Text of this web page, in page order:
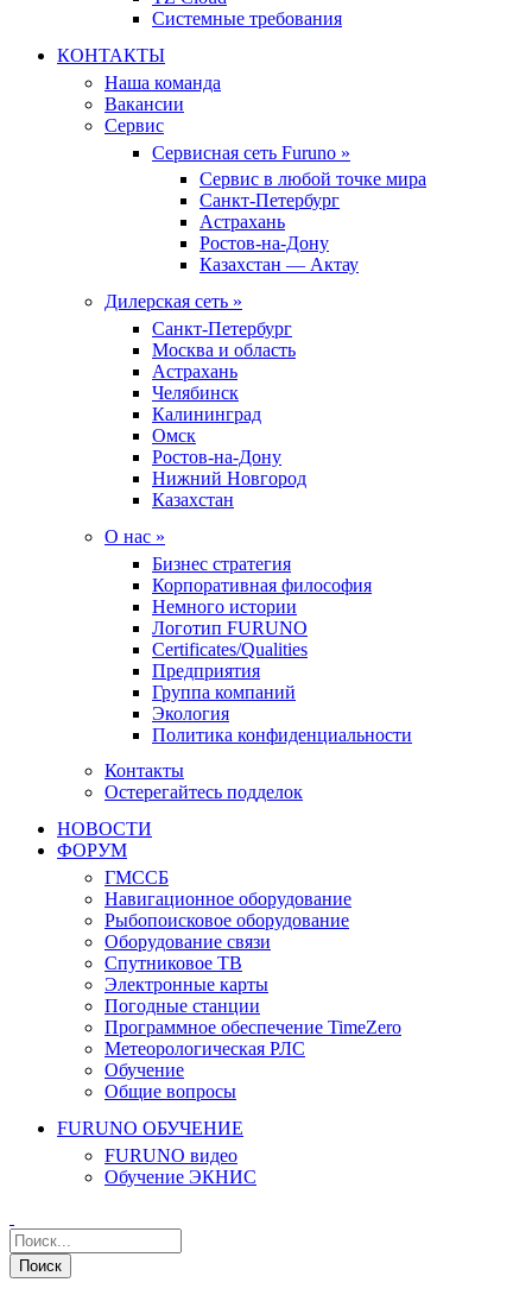
Системные требования
КОНТАКТЫ
Наша команда
Вакансии
Сервис
Сервисная сеть Furuno »
Сервис в любой точке мира
Санкт-Петербург
Астрахань
Ростов-на-Дону
Казахстан — Актау
Дилерская сеть »
Санкт-Петербург
Москва и область
Астрахань
Челябинск
Калининград
Омск
Ростов-на-Дону
Нижний Новгород
Казахстан
О нас »
Бизнес стратегия
Корпоративная философия
Немного истории
Логотип FURUNO
Certificates/Qualities
Предприятия
Группа компаний
Экология
Политика конфиденциальности
Контакты
Остерегайтесь подделок
НОВОСТИ
ФОРУМ
ГМССБ
Навигационное оборудование
Рыбопоисковое оборудование
Оборудование связи
Спутниковое ТВ
Электронные карты
Погодные станции
Программное обеспечение TimeZero
Метеорологическая РЛС
Обучение
Общие вопросы
FURUNO ОБУЧЕНИЕ
FURUNO видео
Обучение ЭКНИС